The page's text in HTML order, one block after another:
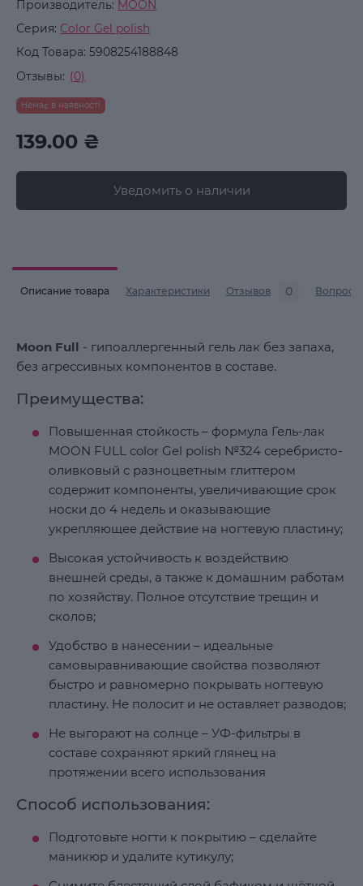
Производитель: MOON
Серия: Color Gel polish
Код Товара: 5908254188848
Отзывы: (0)
Немає в наявності
139.00 ₴
Уведомить о наличии
Описание товара Характеристики Отзывов 0 Вопросы
Moon Full - гипоаллергенный гель лак без запаха,
без агрессивных компонентов в составе.
Преимущества:
Повышенная стойкость – формула Гель-лак
MOON FULL color Gel polish №324 серебристо-
оливковый с разноцветным глиттером
содержит компоненты, увеличивающие срок
носки до 4 недель и оказывающие
укрепляющее действие на ногтевую пластину;
Высокая устойчивость к воздействию
внешней среды, а также к домашним работам
по хозяйству. Полное отсутствие трещин и
сколов;
Удобство в нанесении – идеальные
самовыравнивающие свойства позволяют
быстро и равномерно покрывать ногтевую
пластину. Не полосит и не оставляет разводов;
Не выгорают на солнце – УФ-фильтры в
составе сохраняют яркий глянец на
протяжении всего использования
Способ использования:
Подготовьте ногти к покрытию – сделайте
маникюр и удалите кутикулу;